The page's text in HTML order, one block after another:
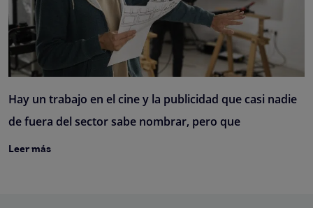
Hay un trabajo en el cine y la publicidad que casi nadie
de fuera del sector sabe nombrar, pero que
Leer más